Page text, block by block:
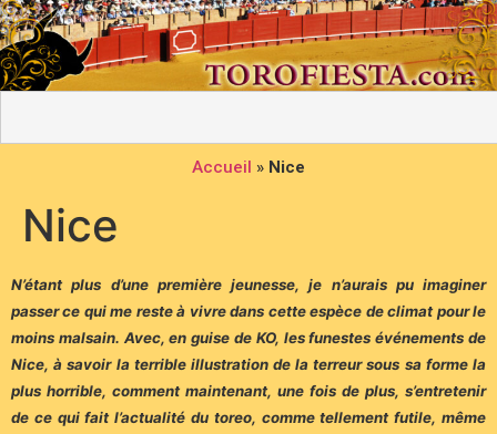
Accueil » Nice
Nice
N’étant plus d’une première jeunesse, je n’aurais pu imaginer
passer ce qui me reste à vivre dans cette espèce de climat pour le
moins malsain. Avec, en guise de KO, les funestes événements de
Nice, à savoir la terrible illustration de la terreur sous sa forme la
plus horrible, comment maintenant, une fois de plus, s’entretenir
de ce qui fait l’actualité du toreo, comme tellement futile, même